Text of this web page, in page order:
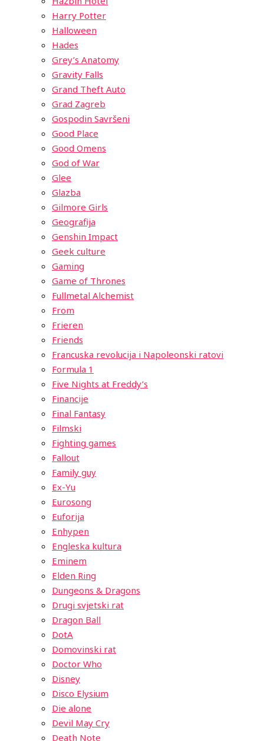
Harry Potter
Halloween
Hades
Grey’s Anatomy
Gravity Falls
Grand Theft Auto
Grad Zagreb
Gospodin Savršeni
Good Place
Good Omens
God of War
Glee
Glazba
Gilmore Girls
Geografija
Genshin Impact
Geek culture
Gaming
Game of Thrones
Fullmetal Alchemist
From
Frieren
Friends
Francuska revolucija i Napoleonski ratovi
Formula 1
Five Nights at Freddy’s
Financije
Final Fantasy
Filmski
Fighting games
Fallout
Family guy
Ex-Yu
Eurosong
Euforija
Enhypen
Engleska kultura
Eminem
Elden Ring
Dungeons & Dragons
Drugi svjetski rat
Dragon Ball
DotA
Domovinski rat
Doctor Who
Disney
Disco Elysium
Die alone
Devil May Cry
Death Note